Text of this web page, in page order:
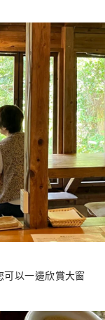
以一邊欣賞大窗